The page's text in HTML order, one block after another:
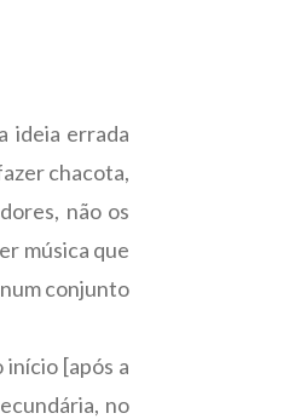
ideia errada
chacota,
não os
música que
conjunto
[após a
no